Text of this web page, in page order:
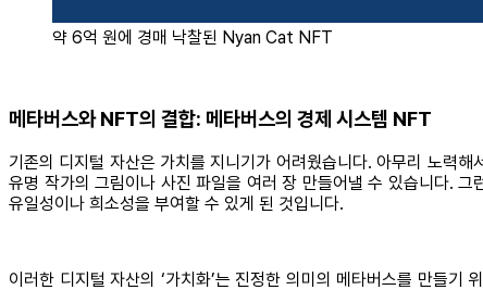
약 6억 원에 경매 낙찰된 Nyan Cat NFT
메타버스와 NFT의 결합: 메타버스의 경제 시스템 NFT
기존의 디지털 자산은 가치를 지니기가 어려웠습니다. 아무리 노력
유명 작가의 그림이나 사진 파일을 여러 장 만들어낼 수 있습니다.
유일성이나 희소성을 부여할 수 있게 된 것입니다.
이러한 디지털 자산의 ‘가치화’는 진정한 의미의 메타버스를 만들기